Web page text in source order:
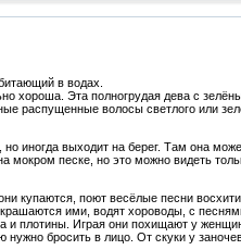
в водах.
хороша. Эта полногрудая дева с
распущенные волосы светлого или
иногда выходит на берег. Там она
мокром песке, но это можно видеть
купаются, поют весёлые песни
ими, водят хороводы, с
и плотины. Играя они похищают у
бросить в лицо. От скуки у